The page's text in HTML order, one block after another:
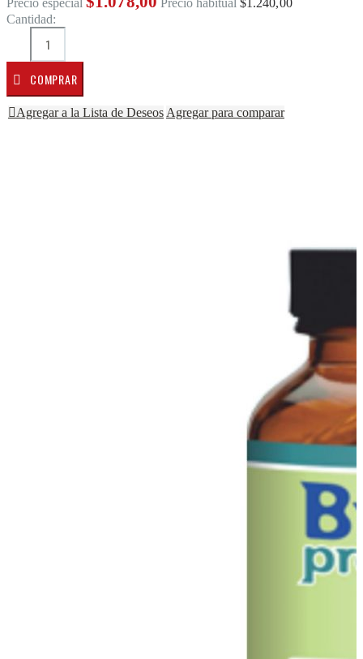
Precio especial Precio habitual $1.240,00
Cantidad:
COMPRAR
Agregar a la Lista de Deseos Agregar para comparar